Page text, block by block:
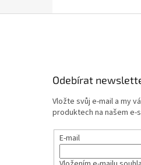
Odebírat
Vložte svůj e-mail a my
produktech na našem e-
E-mail